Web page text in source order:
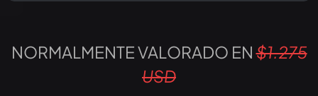
NORMALMENTE VALORADO EN$1.275
USD